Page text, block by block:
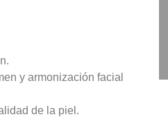
y armonización facial
de la piel.